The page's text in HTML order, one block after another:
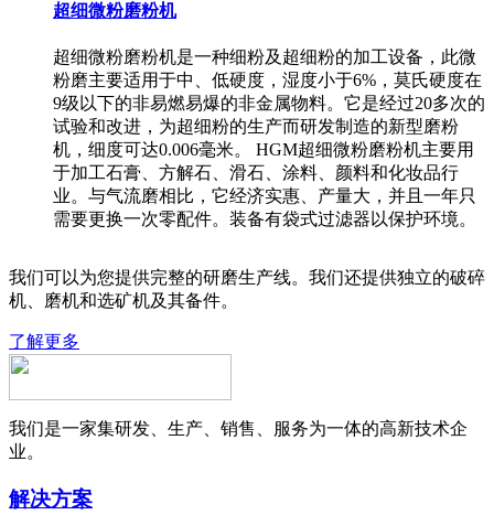
超细微粉磨粉机
超细微粉磨粉机是一种细粉及超细粉的加工设备，此微
粉磨主要适用于中、低硬度，湿度小于6%，莫氏硬度在
9级以下的非易燃易爆的非金属物料。它是经过20多次的
试验和改进，为超细粉的生产而研发制造的新型磨粉
机，细度可达0.006毫米。 HGM超细微粉磨粉机主要用
于加工石膏、方解石、滑石、涂料、颜料和化妆品行
业。与气流磨相比，它经济实惠、产量大，并且一年只
需要更换一次零配件。装备有袋式过滤器以保护环境。
我们可以为您提供完整的研磨生产线。我们还提供独立的破碎
机、磨机和选矿机及其备件。
了解更多
我们是一家集研发、生产、销售、服务为一体的高新技术企
业。
解决方案